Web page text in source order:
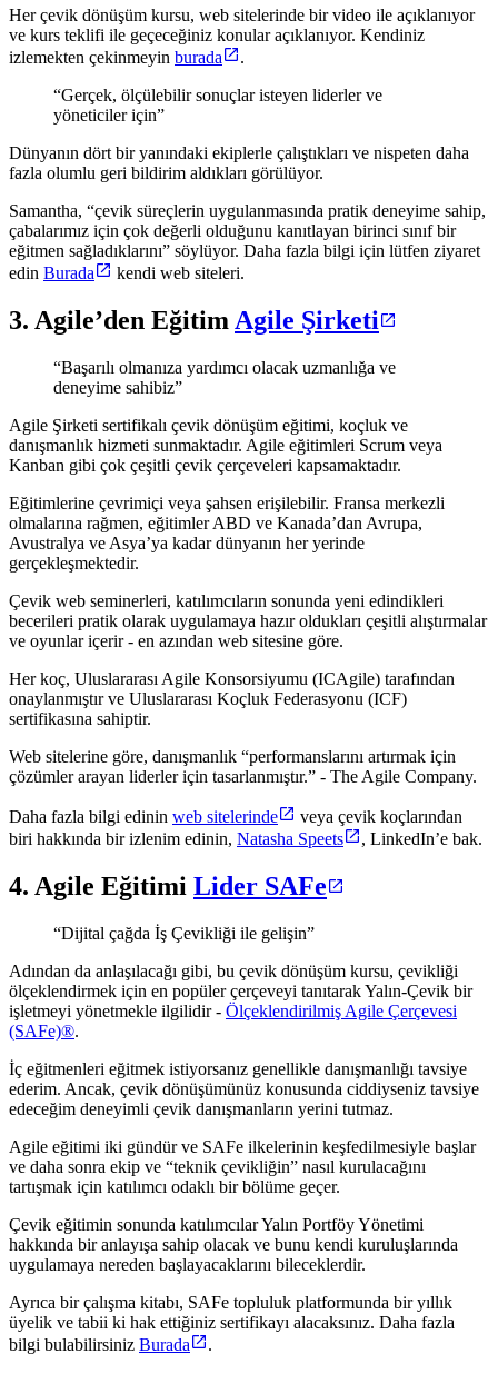
Her çevik dönüşüm kursu, web sitelerinde bir video ile açıklanıyor
ve kurs teklifi ile geçeceğiniz konular açıklanıyor. Kendiniz
izlemekten çekinmeyin burada
.
“Gerçek, ölçülebilir sonuçlar isteyen liderler ve
yöneticiler için”
Dünyanın dört bir yanındaki ekiplerle çalıştıkları ve nispeten daha
fazla olumlu geri bildirim aldıkları görülüyor.
Samantha, “çevik süreçlerin uygulanmasında pratik deneyime sahip,
çabalarımız için çok değerli olduğunu kanıtlayan birinci sınıf bir
eğitmen sağladıklarını” söylüyor. Daha fazla bilgi için lütfen ziyaret
edin Burada kendi web siteleri.
3. Agile’den EğitimAgile Şirketi
“Başarılı olmanıza yardımcı olacak uzmanlığa ve
deneyime sahibiz”
Agile Şirketi sertifikalı çevik dönüşüm eğitimi, koçluk ve
danışmanlık hizmeti sunmaktadır. Agile eğitimleri Scrum veya
Kanban gibi çok çeşitli çevik çerçeveleri kapsamaktadır.
Eğitimlerine çevrimiçi veya şahsen erişilebilir. Fransa merkezli
olmalarına rağmen, eğitimler ABD ve Kanada’dan Avrupa,
Avustralya ve Asya’ya kadar dünyanın her yerinde
gerçekleşmektedir.
Çevik web seminerleri, katılımcıların sonunda yeni edindikleri
becerileri pratik olarak uygulamaya hazır oldukları çeşitli alıştırmalar
ve oyunlar içerir - en azından web sitesine göre.
Her koç, Uluslararası Agile Konsorsiyumu (ICAgile) tarafından
onaylanmıştır ve Uluslararası Koçluk Federasyonu (ICF)
sertifikasına sahiptir.
Web sitelerine göre, danışmanlık “performanslarını artırmak için
çözümler arayan liderler için tasarlanmıştır.” - The Agile Company.
Daha fazla bilgi edinin web sitelerinde
veya çevik koçlarından
biri hakkında bir izlenim edinin, Natasha Speets , LinkedIn’e bak.
4. Agile Eğitimi Lider SAFe
“Dijital çağda İş Çevikliği ile gelişin”
Adından da anlaşılacağı gibi, bu çevik dönüşüm kursu, çevikliği
ölçeklendirmek için en popüler çerçeveyi tanıtarak Yalın-Çevik bir
işletmeyi yönetmekle ilgilidir - Ölçeklendirilmiş Agile Çerçevesi
(SAFe)®.
İç eğitmenleri eğitmek istiyorsanız genellikle danışmanlığı tavsiye
ederim. Ancak, çevik dönüşümünüz konusunda ciddiyseniz tavsiye
edeceğim deneyimli çevik danışmanların yerini tutmaz.
Agile eğitimi iki gündür ve SAFe ilkelerinin keşfedilmesiyle başlar
ve daha sonra ekip ve “teknik çevikliğin” nasıl kurulacağını
tartışmak için katılımcı odaklı bir bölüme geçer.
Çevik eğitimin sonunda katılımcılar Yalın Portföy Yönetimi
hakkında bir anlayışa sahip olacak ve bunu kendi kuruluşlarında
uygulamaya nereden başlayacaklarını bileceklerdir.
Ayrıca bir çalışma kitabı, SAFe topluluk platformunda bir yıllık
üyelik ve tabii ki hak ettiğiniz sertifikayı alacaksınız. Daha fazla
bilgi bulabilirsiniz Burada .